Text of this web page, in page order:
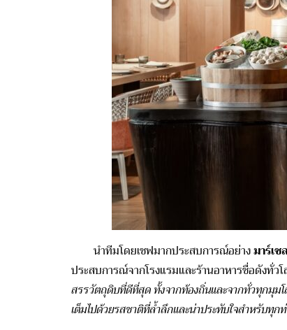
นำทีมโดยเชฟมากประสบการณ์อย่างมาร์เ
ประสบการณ์จากโรงแรมและร้านอาหารชื่อดังทั่วโ
สรรวัตถุดิบที่ดีที่สุด ทั้งจากท้องถิ่นและจากทั่วทุกมุม
เต็มไปด้วยรสชาติที่ล้ำลึกและน่าประทับใจสำหรับทุก